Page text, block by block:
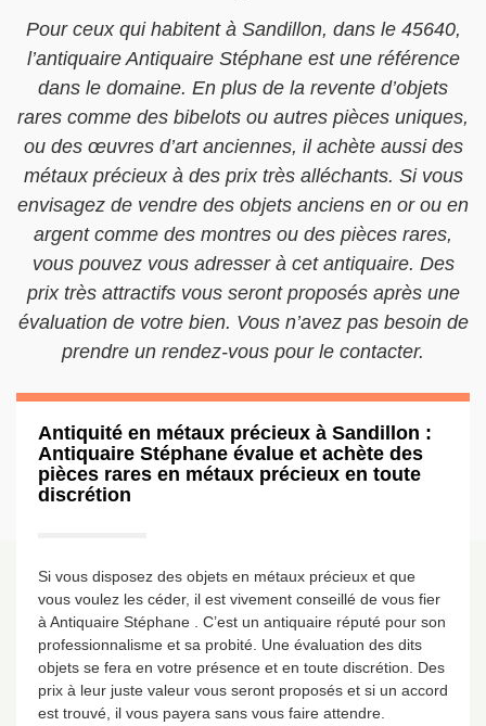
Pour ceux qui habitent à Sandillon, dans le 45640,
l’antiquaire Antiquaire Stéphane est une référence
dans le domaine. En plus de la revente d’objets
rares comme des bibelots ou autres pièces uniques,
ou des œuvres d’art anciennes, il achète aussi des
métaux précieux à des prix très alléchants. Si vous
envisagez de vendre des objets anciens en or ou en
argent comme des montres ou des pièces rares,
vous pouvez vous adresser à cet antiquaire. Des
prix très attractifs vous seront proposés après une
évaluation de votre bien. Vous n’avez pas besoin de
prendre un rendez-vous pour le contacter.
Antiquité en métaux précieux à Sandillon :
Antiquaire Stéphane évalue et achète des
pièces rares en métaux précieux en toute
discrétion
Si vous disposez des objets en métaux précieux et que
vous voulez les céder, il est vivement conseillé de vous fier
à Antiquaire Stéphane . C’est un antiquaire réputé pour son
professionnalisme et sa probité. Une évaluation des dits
objets se fera en votre présence et en toute discrétion. Des
prix à leur juste valeur vous seront proposés et si un accord
est trouvé, il vous payera sans vous faire attendre.